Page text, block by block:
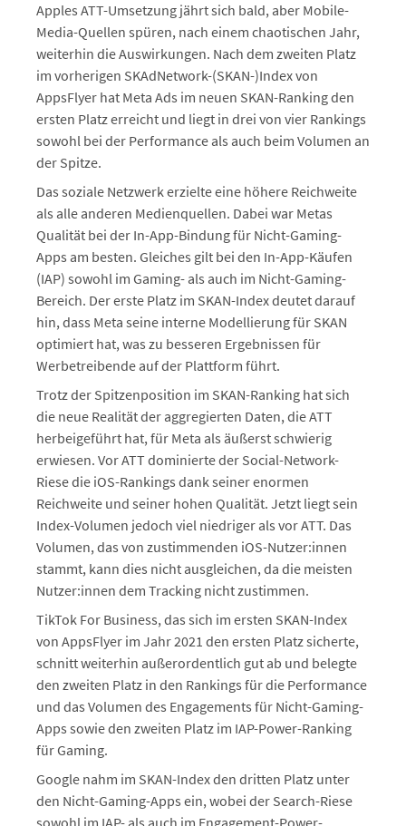
Apples ATT-Umsetzung jährt sich bald, aber Mobile-
Media-Quellen spüren, nach einem chaotischen Jahr,
weiterhin die Auswirkungen. Nach dem zweiten Platz
im vorherigen SKAdNetwork-(SKAN-)Index von
AppsFlyer hat Meta Ads im neuen SKAN-Ranking den
ersten Platz erreicht und liegt in drei von vier Rankings
sowohl bei der Performance als auch beim Volumen an
der Spitze.
Das soziale Netzwerk erzielte eine höhere Reichweite
als alle anderen Medienquellen. Dabei war Metas
Qualität bei der In-App-Bindung für Nicht-Gaming-
Apps am besten. Gleiches gilt bei den In-App-Käufen
(IAP) sowohl im Gaming- als auch im Nicht-Gaming-
Bereich. Der erste Platz im SKAN-Index deutet darauf
hin, dass Meta seine interne Modellierung für SKAN
optimiert hat, was zu besseren Ergebnissen für
Werbetreibende auf der Plattform führt.
Trotz der Spitzenposition im SKAN-Ranking hat sich
die neue Realität der aggregierten Daten, die ATT
herbeigeführt hat, für Meta als äußerst schwierig
erwiesen. Vor ATT dominierte der Social-Network-
Riese die iOS-Rankings dank seiner enormen
Reichweite und seiner hohen Qualität. Jetzt liegt sein
Index-Volumen jedoch viel niedriger als vor ATT. Das
Volumen, das von zustimmenden iOS-Nutzer:innen
stammt, kann dies nicht ausgleichen, da die meisten
Nutzer:innen dem Tracking nicht zustimmen.
TikTok For Business, das sich im ersten SKAN-Index
von AppsFlyer im Jahr 2021 den ersten Platz sicherte,
schnitt weiterhin außerordentlich gut ab und belegte
den zweiten Platz in den Rankings für die Performance
und das Volumen des Engagements für Nicht-Gaming-
Apps sowie den zweiten Platz im IAP-Power-Ranking
für Gaming.
Google nahm im SKAN-Index den dritten Platz unter
den Nicht-Gaming-Apps ein, wobei der Search-Riese